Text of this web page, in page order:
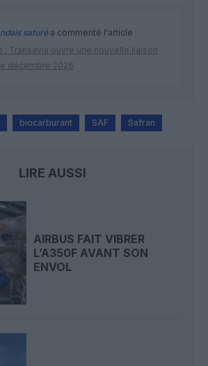
saturéa commenté l'article :
: Transavia ouvre une nouvelle liaison
décembre 2026
biocarburant SAF Safran
LIRE AUSSI
AIRBUS FAIT VIBRER
L’A350F AVANT SON
ENVOL